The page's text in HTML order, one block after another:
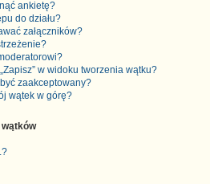
ankietę?
do działu?
załączników?
w widoku tworzenia wątku?
zaakceptowany?
wątek w górę?